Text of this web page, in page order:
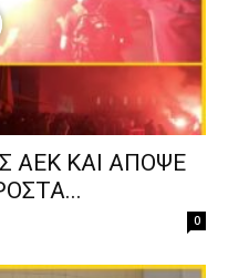
ΑΕΚ ΚΑΙ ΑΠΟΨΕ
0